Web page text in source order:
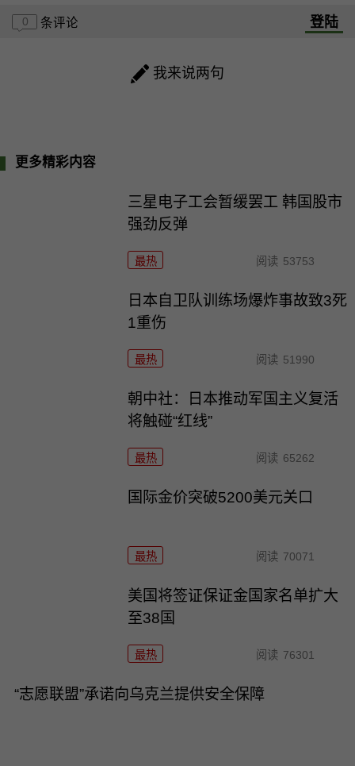
0 条评论 登陆
我来说两句
更多精彩内容
三星电子工会暂缓罢工 韩国股市
强劲反弹
最热 阅读 53753
日本自卫队训练场爆炸事故致3死
1重伤
最热 阅读 51990
朝中社：日本推动军国主义复活
将触碰“红线”
最热 阅读 65262
国际金价突破5200美元关口
最热 阅读 70071
美国将签证保证金国家名单扩大
至38国
最热 阅读 76301
“志愿联盟”承诺向乌克兰提供安全保障